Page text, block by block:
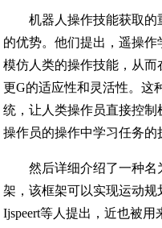
机器人操作技能获取的
的优势。他们提出，遥操
模仿人类的操作技能，从
更G的适应性和灵活性。这
统，让人类操作员直接控
操作员的操作中学习任务的
然后详细介绍了一种名
架，该框架可以实现运动规
Ijspeert等人提出，近也被